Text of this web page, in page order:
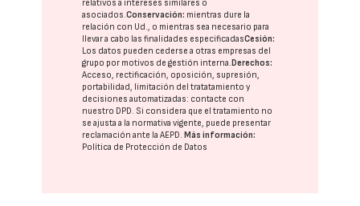
relativos a intereses similares o
asociados.Conservación: mientras dure la
relación con Ud., o mientras sea necesario para
llevar a cabo las finalidades especificadasCesión:
Los datos pueden cederse a otras empresas del
grupo por motivos de gestión interna.Derechos:
Acceso, rectificación, oposición, supresión,
portabilidad, limitación del tratatamiento y
decisiones automatizadas: contacte con
nuestro DPD. Si considera que el tratamiento no
se ajusta a la normativa vigente, puede presentar
reclamación ante laAEPD.Más información:
Política de Protección de Datos